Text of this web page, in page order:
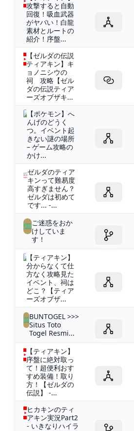
攻撃すると自動
回復！吸血武器
がヤバい！白龍
素材とルートの
紹介！序盤...
【ゼルダの伝説
ティアキン】キ
ョノニシウの
祠 攻略【ゼル
ダの伝説ティア
ーズオブザキ...
【ポケモン】へ
んげのどうく
つ。イベント起
きない謎の場所
– ゲーム攻略の
かけ...
ゼルダのティア
キンって難易度
高すぎません？
ゼルダは初めて
です... -...
ご迷惑をおか
けしていま
す！
【ティアキン】
分からなくて仕
方なく攻略見た
イベント、祠は
どこ？【ティア
ーズオブザ...
BUNTOGEL >>>
Situs Toto
Togel Resmi...
【ティアキン】
序盤に絶対取っ
て！超便利おす
すめ装備！取り
方！【ゼルダの
伝説】 -...
ヒカキンのティ
アキン実況Part2
- いきなりハイラ